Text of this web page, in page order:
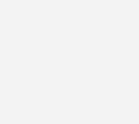
frei.
bei UKA, sagt, sein
in diesem Umfeld Verlässlichkeit
solider Finanzierung
„Wer an uns verkauft,
Chance, ans Netz zu
aller am Projekt beteiligten